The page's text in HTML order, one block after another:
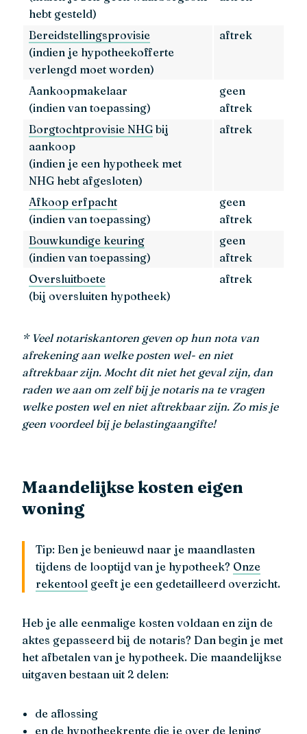
hebt gesteld)
Bereidstellingsprovisie
(indien je hypotheekofferte
verlengd moet worden)
aftrek
Aankoopmakelaar
(indien van toepassing)
geen
aftrek
Borgtochtprovisie NHG bij
aankoop
(indien je een hypotheek met
NHG hebt afgesloten)
aftrek
Afkoop erfpacht
(indien van toepassing)
geen
aftrek
Bouwkundige keuring
(indien van toepassing)
geen
aftrek
Oversluitboete
(bij oversluiten hypotheek)
aftrek
* Veel notariskantoren geven op hun nota van
afrekening aan welke posten wel- en niet
aftrekbaar zijn. Mocht dit niet het geval zijn, dan
raden we aan om zelf bij je notaris na te vragen
welke posten wel en niet aftrekbaar zijn. Zo mis je
geen voordeel bij je belastingaangifte!
Maandelijkse kosten eigen
woning
Tip: Ben je benieuwd naar je maandlasten
tijdens de looptijd van je hypotheek? Onze
rekentool geeft je een gedetailleerd overzicht.
Heb je alle eenmalige kosten voldaan en zijn de
aktes gepasseerd bij de notaris? Dan begin je met
het afbetalen van je hypotheek. Die maandelijkse
uitgaven bestaan uit 2 delen:
de aflossing
en de hypotheekrente die je over de lening